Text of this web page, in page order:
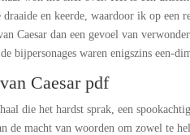
draaide en keerde, waardoor ik op
Caesar dan een gevoel van
bijpersonages waren enigszins een-
Caesar pdf
die het hardst sprak, een
de macht van woorden om zowel te